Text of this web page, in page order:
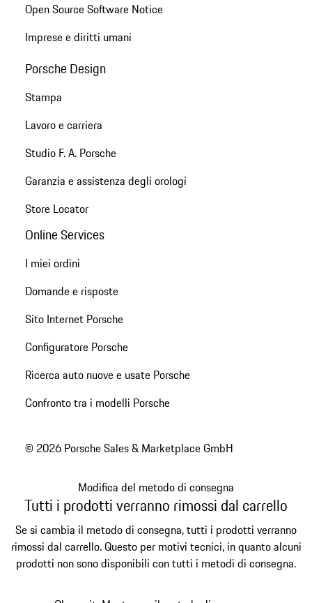
Open Source Software Notice
Imprese e diritti umani
Porsche Design
Stampa
Lavoro e carriera
Studio F. A. Porsche
Garanzia e assistenza degli orologi
Store Locator
Online Services
I miei ordini
Domande e risposte
Sito Internet Porsche
Configuratore Porsche
Ricerca auto nuove e usate Porsche
Confronto tra i modelli Porsche
© 2026 Porsche Sales & Marketplace GmbH
Modifica del metodo di consegna
Tutti i prodotti verranno rimossi dal carrello
Se si cambia il metodo di consegna, tutti i prodotti verranno
rimossi dal carrello. Questo per motivi tecnici, in quanto alcuni
prodotti non sono disponibili con tutti i metodi di consegna.